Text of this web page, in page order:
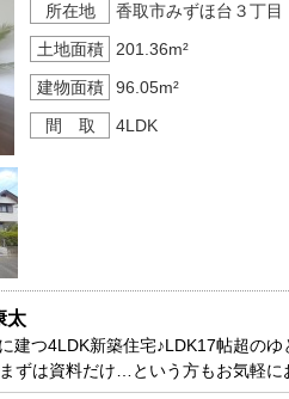
所在地
香取市みずほ台３丁目
土地面積
201.36m²
建物面積
96.05m²
間 取
4LDK
太
建つ4LDK新築住宅♪LDK17帖超の
ずは資料だけ…という方もお気軽に